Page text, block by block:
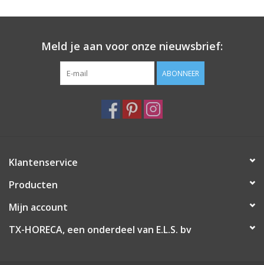
Meld je aan voor onze nieuwsbrief:
ABONNEER
Klantenservice
Producten
Mijn account
TX-HORECA, een onderdeel van E.L.S. bv